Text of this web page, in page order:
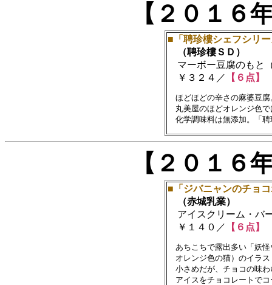
【２０１
■「聘珍樓シェフシリ
（聘珍樓ＳＤ）
マーボー豆腐のもと
￥３２４／ 【６点】
ほどほどの辛さの麻婆豆
丸美屋のほどオレンジ色で
【２０１
■「ジバニャンのチョ
（赤城乳業）
アイスクリーム・バ
￥１４０／ 【６点】
あちこちで露出多い「妖怪
オレンジ色の猫）のイラス
小さめだが、チョコの味
アイスをチョコレートでコ